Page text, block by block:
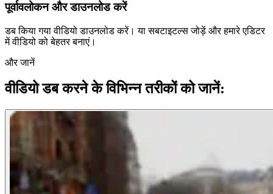
पूर्वावलोकन और डाउनलोड करें
डब किया गया वीडियो डाउनलोड करें। या सबटाइटल्स जोड़ें और हमारे एडिटर
में वीडियो को बेहतर बनाएं।
और जानें
वीडियो डब करने के विभिन्न तरीकों को जानें: